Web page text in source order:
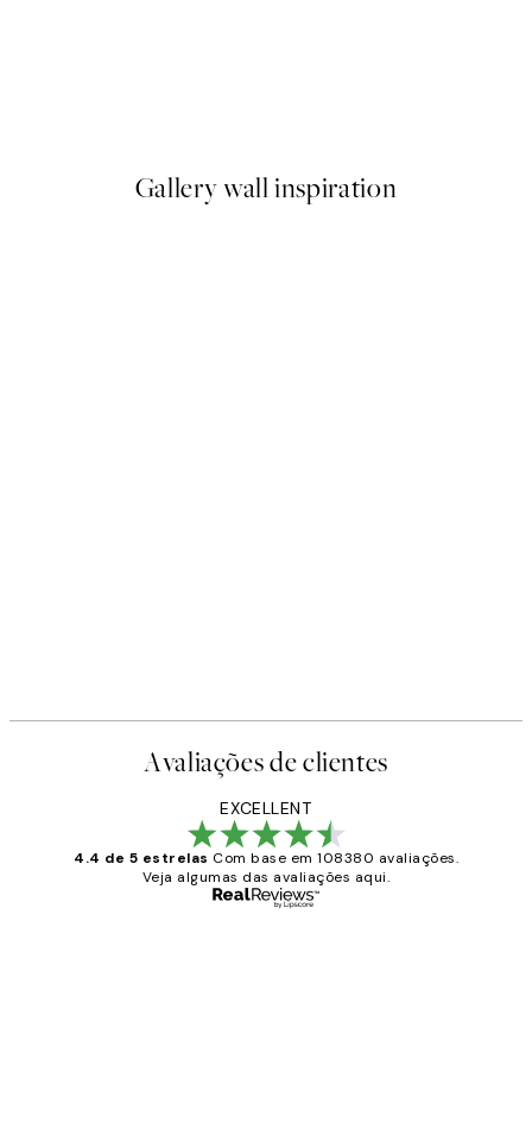
Gallery wall inspiration
Avaliações de clientes
EXCELLENT
4.4 de 5 estrelas Com base em 108380 avaliações.
Veja algumas das avaliações aqui.